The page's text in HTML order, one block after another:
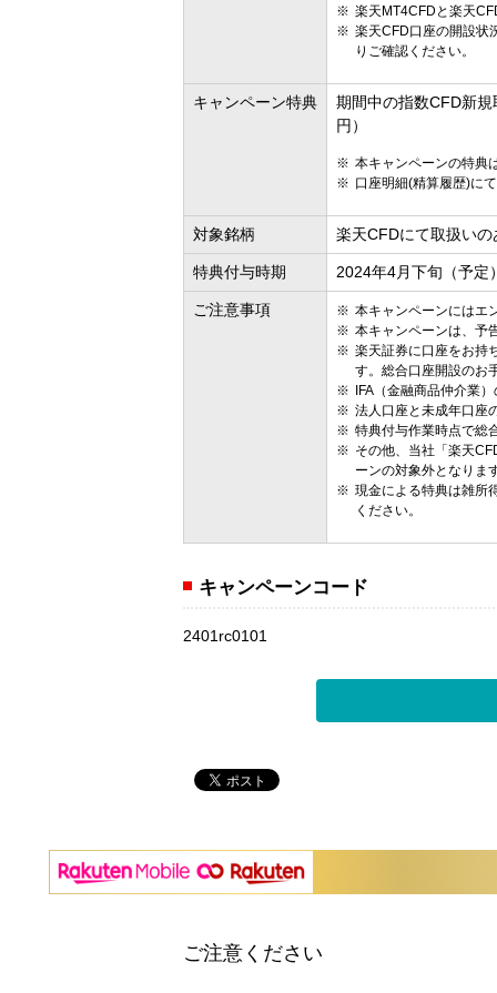
楽天MT4CFDと楽天
楽天CFD口座の開設状
りご確認ください。
キャンペーン特典
期間中の指数CFD新
円）
本キャンペーンの特典
口座明細(精算履歴)に
対象銘柄 楽天CFDにて取扱い
特典付与時期 2024年4月下旬（予定
ご注意事項
本キャンペーンにはエ
本キャンペーンは、予
楽天証券に口座をお持
す。総合口座開設のお
IFA（金融商品仲介業
法人口座と未成年口座
特典付与作業時点で総
その他、当社「楽天
ーンの対象外となりま
現金による特典は雑所
ください。
キャンペーンコード
2401rc0101
ご注意ください